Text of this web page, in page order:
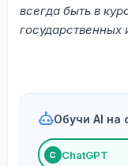
всегда быть в
Обучи AI на
С ChatGPT